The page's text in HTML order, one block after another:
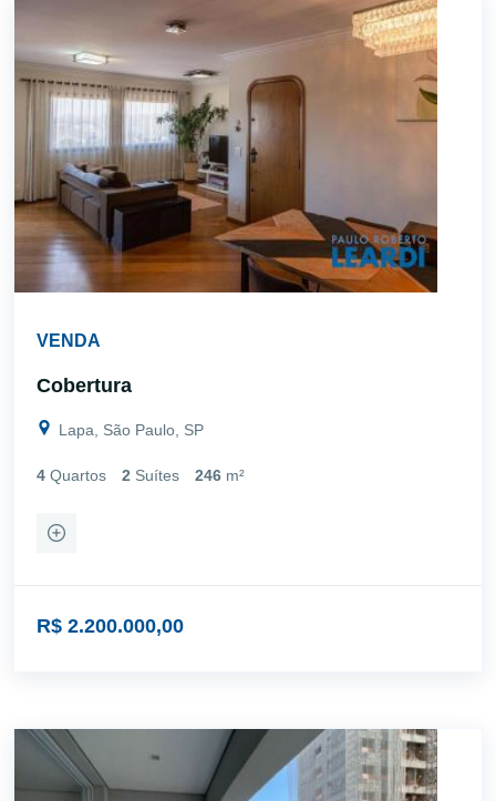
VENDA
Cobertura
Lapa, São Paulo, SP
4 Quartos 2 Suítes 246 m²
R$ 2.200.000,00